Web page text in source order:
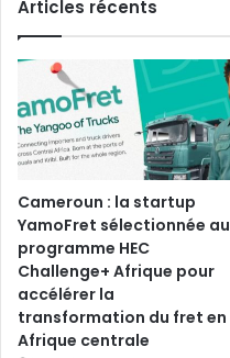
Articles récents
Cameroun : la startup
YamoFret sélectionnée au
programme HEC
Challenge+ Afrique pour
accélérer la
transformation du fret en
Afrique centrale